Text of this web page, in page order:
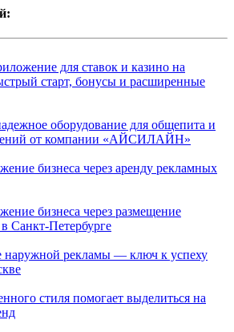
для ставок и казино на
старт, бонусы и расширенные
оборудование для общепита и
от компании «АЙСИЛАЙН»
бизнеса через аренду рекламных
бизнеса через размещение
Санкт-Петербурге
наружной рекламы — ключ к успеху
стиля помогает выделиться на